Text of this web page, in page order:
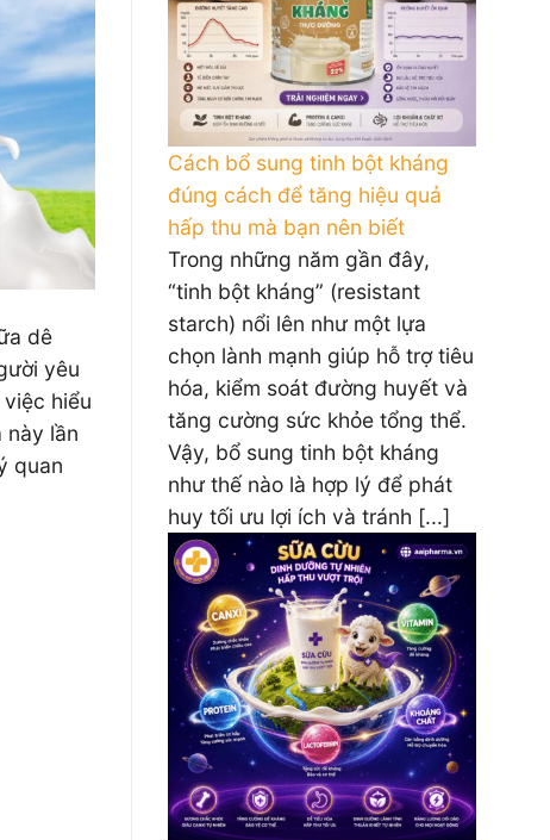
dê
yêu
hiểu
này lần
quan
Cách bổ sung tinh bột kháng
đúng cách để tăng hiệu quả
hấp thu mà bạn nên biết
Trong những năm gần đây,
“tinh bột kháng” (resistant
starch) nổi lên như một lựa
chọn lành mạnh giúp hỗ trợ tiêu
hóa, kiểm soát đường huyết và
tăng cường sức khỏe tổng thể.
Vậy, bổ sung tinh bột kháng
như thế nào là hợp lý để phát
huy tối ưu lợi ích và tránh [...]